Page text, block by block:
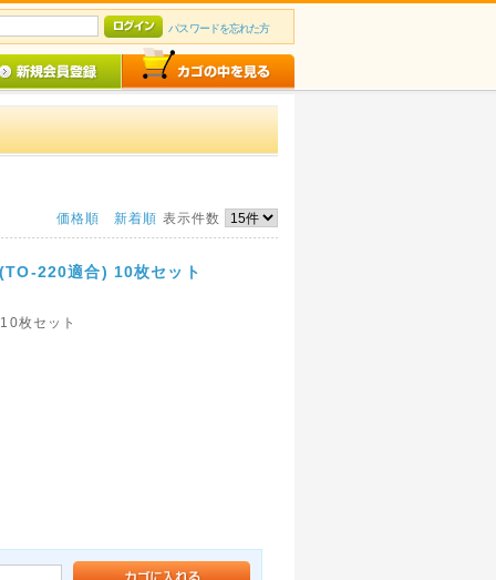
パスワードを忘れた方
価格順 新着順 表示件数
220適合) 10枚セット
枚セット